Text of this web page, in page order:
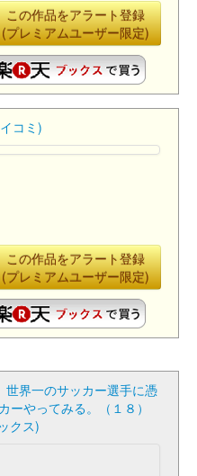
この作品をアラート登録
(プレミアムユーザー限定)
コミ)
この作品をアラート登録
(プレミアムユーザー限定)
界一のサッカー選手に憑
ーやってみる。（１８）
クス)